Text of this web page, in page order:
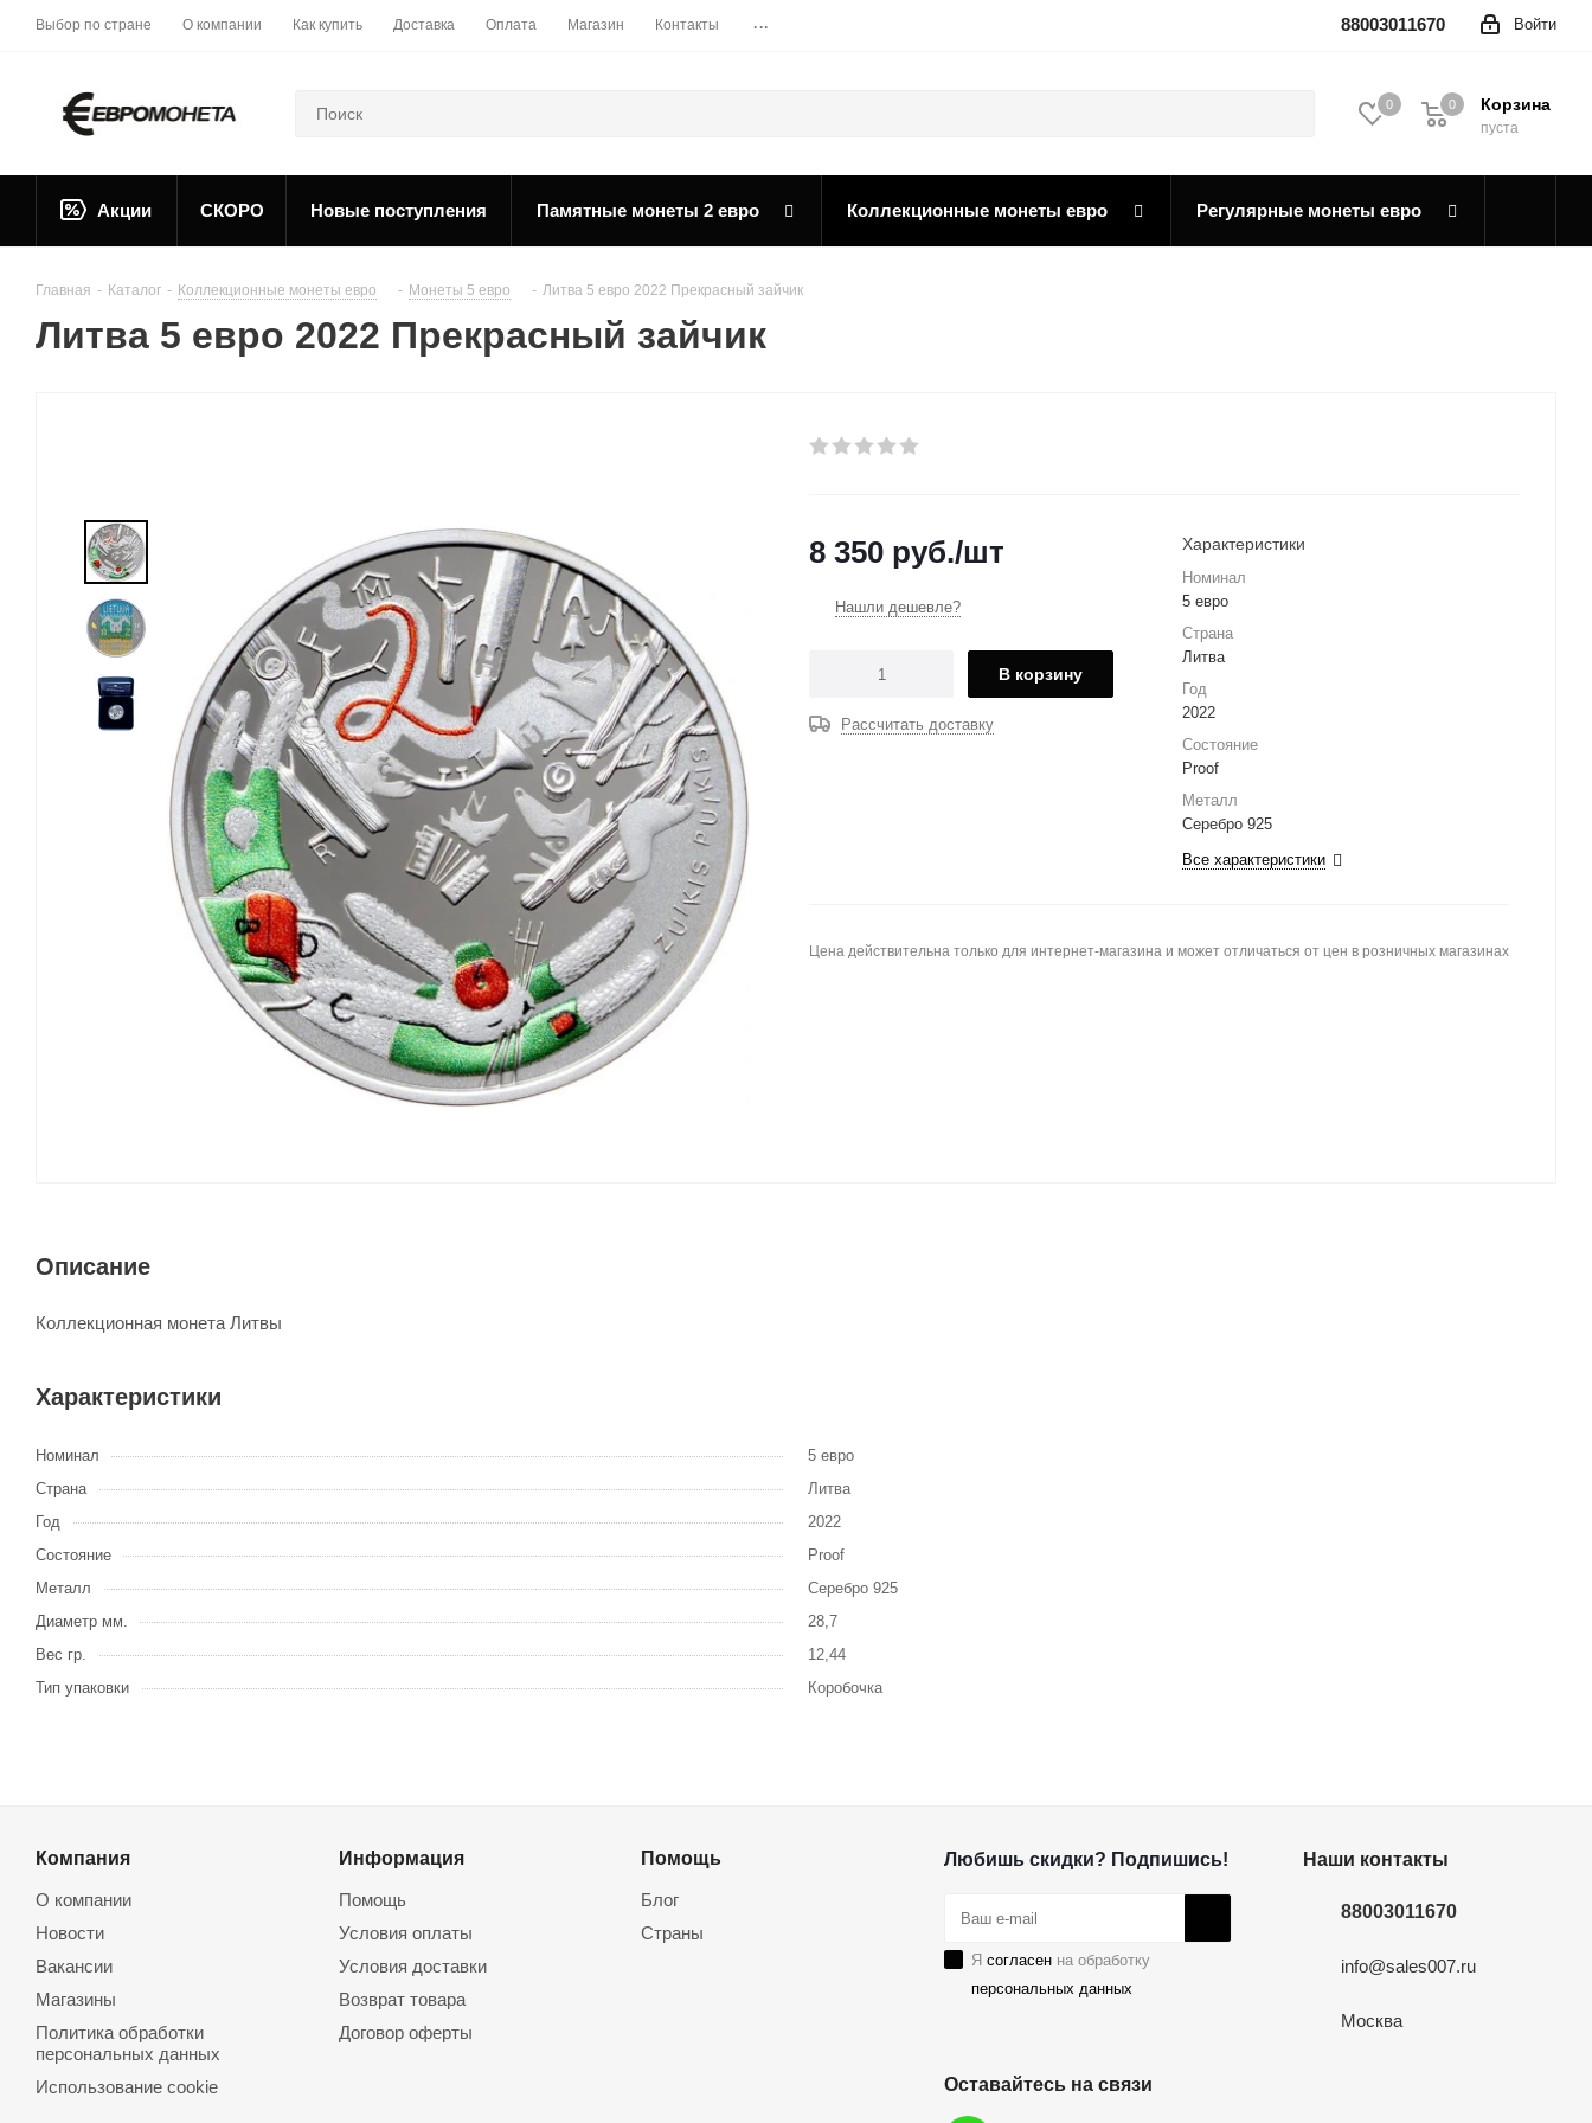
Выбор по стране О компании Как купить Доставка Оплата Магазин Контакты ... Войти
88003011670
0 Корзина
0
пуста
0
Акции СКОРО Новые поступления Памятные монеты 2 евро Коллекционные монеты евро Регулярные монеты евро
Главная - Каталог - Коллекционные монеты евро - Монеты 5 евро - Литва 5 евро 2022 Прекрасный зайчик
Литва 5 евро 2022 Прекрасный зайчик
8 350 руб./шт
Нашли дешевле?
В корзину
Рассчитать доставку
Характеристики
Номинал
5 евро
Страна
Литва
Год
2022
Состояние
Proof
Металл
Серебро 925
Все характеристики
Цена действительна только для интернет-магазина и может отличаться от цен в розничных магазинах
Описание
Коллекционная монета Литвы
Характеристики
Номинал
5 евро
Страна
Литва
Год
2022
Состояние
Proof
Металл
Серебро 925
Диаметр мм.
28,7
Вес гр.
12,44
Тип упаковки
Коробочка
Компания
О компании
Новости
Вакансии
Магазины
Политика обработки
персональных данных
Использование cookie
Информация
Помощь
Условия оплаты
Условия доставки
Возврат товара
Договор оферты
Помощь
Блог
Страны
Любишь скидки? Подпишись!
Я согласенна обработку
персональных данных
Оставайтесь на связи
Наши контакты
88003011670
info@sales007.ru
Москва